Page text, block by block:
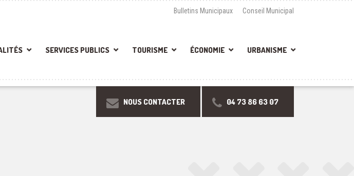
Bulletins Municipaux Conseil Municipal
SERVICES PUBLICS TOURISME ÉCONOMIE URBANISME
NOUS CONTACTER 04 73 86 63 07